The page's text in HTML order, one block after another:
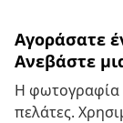
Αγοράσατε
Ανεβάστε
Η φωτογραφία
πελάτες.